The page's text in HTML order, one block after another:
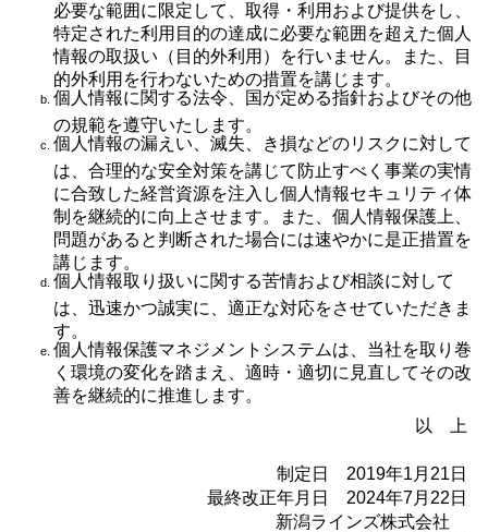
必要な範囲に限定して、取得・利用および提供をし、
特定された利用目的の達成に必要な範囲を超えた個人
情報の取扱い（目的外利用）を行いません。また、目
的外利用を行わないための措置を講じます。
個人情報に関する法令、国が定める指針およびその他
の規範を遵守いたします。
個人情報の漏えい、滅失、き損などのリスクに対して
は、合理的な安全対策を講じて防止すべく事業の実情
に合致した経営資源を注入し個人情報セキュリティ体
制を継続的に向上させます。また、個人情報保護上、
問題があると判断された場合には速やかに是正措置を
講じます。
個人情報取り扱いに関する苦情および相談に対して
は、迅速かつ誠実に、適正な対応をさせていただきま
す。
個人情報保護マネジメントシステムは、当社を取り巻
く環境の変化を踏まえ、適時・適切に見直してその改
善を継続的に推進します。
以 上
制定日 2019年1月21日
最終改正年月日 2024年7月22日
新潟ラインズ株式会社